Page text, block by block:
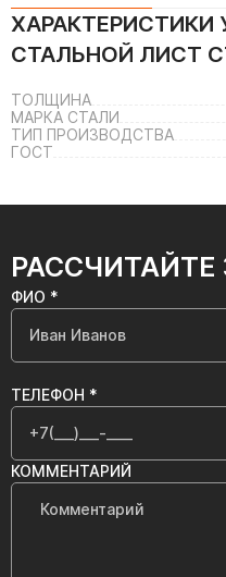
ХАРАКТЕРИСТИКИ
СТАЛЬНОЙ ЛИСТ
ТОЛЩИНА
МАРКА СТАЛИ
ТИП ПРОИЗВОДСТВА
ГОСТ
РАССЧИТАЙТЕ
ФИО *
ТЕЛЕФОН *
КОММЕНТАРИЙ